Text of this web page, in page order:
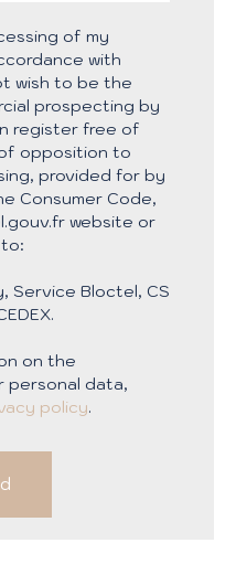
of my
with
wish to be the
prospecting by
register free of
opposition to
provided for by
Consumer Code,
website or
Service Bloctel, CS
on the
personal data,
policy.